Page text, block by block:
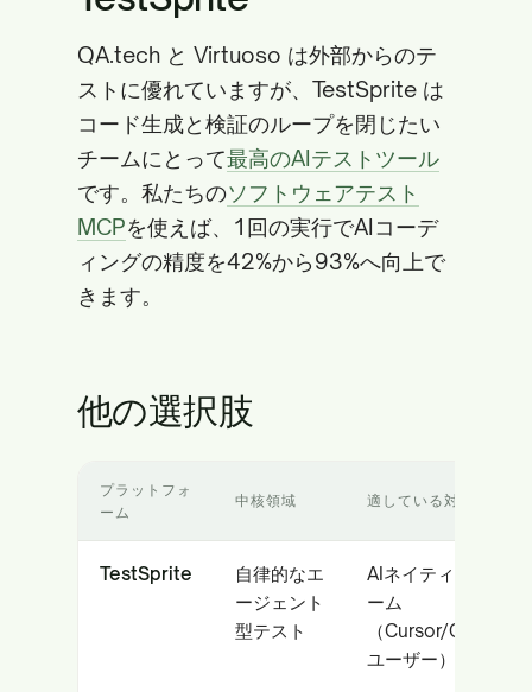
QA.tech と Virtuoso は外部からのテ
ストに優れていますが、TestSprite は
コード生成と検証のループを閉じたい
チームにとって最高のAIテストツール
です。私たちのソフトウェアテスト
MCPを使えば、1回の実行でAIコーデ
ィングの精度を42%から93%へ向上で
きます。
他の選択肢
プラットフォ
ーム
中核領域 適している対象
TestSprite
自律的なエ
ージェント
型テスト
AIネイティブなチ
ーム
（Cursor/Copilot
ユーザー）